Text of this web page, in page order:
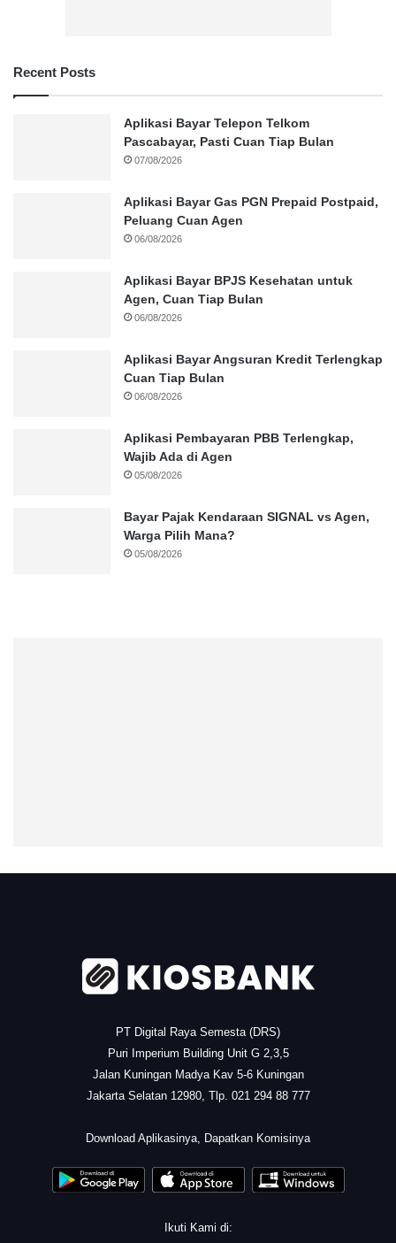
Recent Posts
Aplikasi Bayar Telepon Telkom
Pascabayar, Pasti Cuan Tiap Bulan
07/08/2026
Aplikasi Bayar Gas PGN Prepaid Postpaid,
Peluang Cuan Agen
06/08/2026
Aplikasi Bayar BPJS Kesehatan untuk
Agen, Cuan Tiap Bulan
06/08/2026
Aplikasi Bayar Angsuran Kredit Terlengkap
Cuan Tiap Bulan
06/08/2026
Aplikasi Pembayaran PBB Terlengkap,
Wajib Ada di Agen
05/08/2026
Bayar Pajak Kendaraan SIGNAL vs Agen,
Warga Pilih Mana?
05/08/2026
PT Digital Raya Semesta (DRS)
Puri Imperium Building Unit G 2,3,5
Jalan Kuningan Madya Kav 5-6 Kuningan
Jakarta Selatan 12980, Tlp. 021 294 88 777
Download Aplikasinya, Dapatkan Komisinya
Ikuti Kami di: